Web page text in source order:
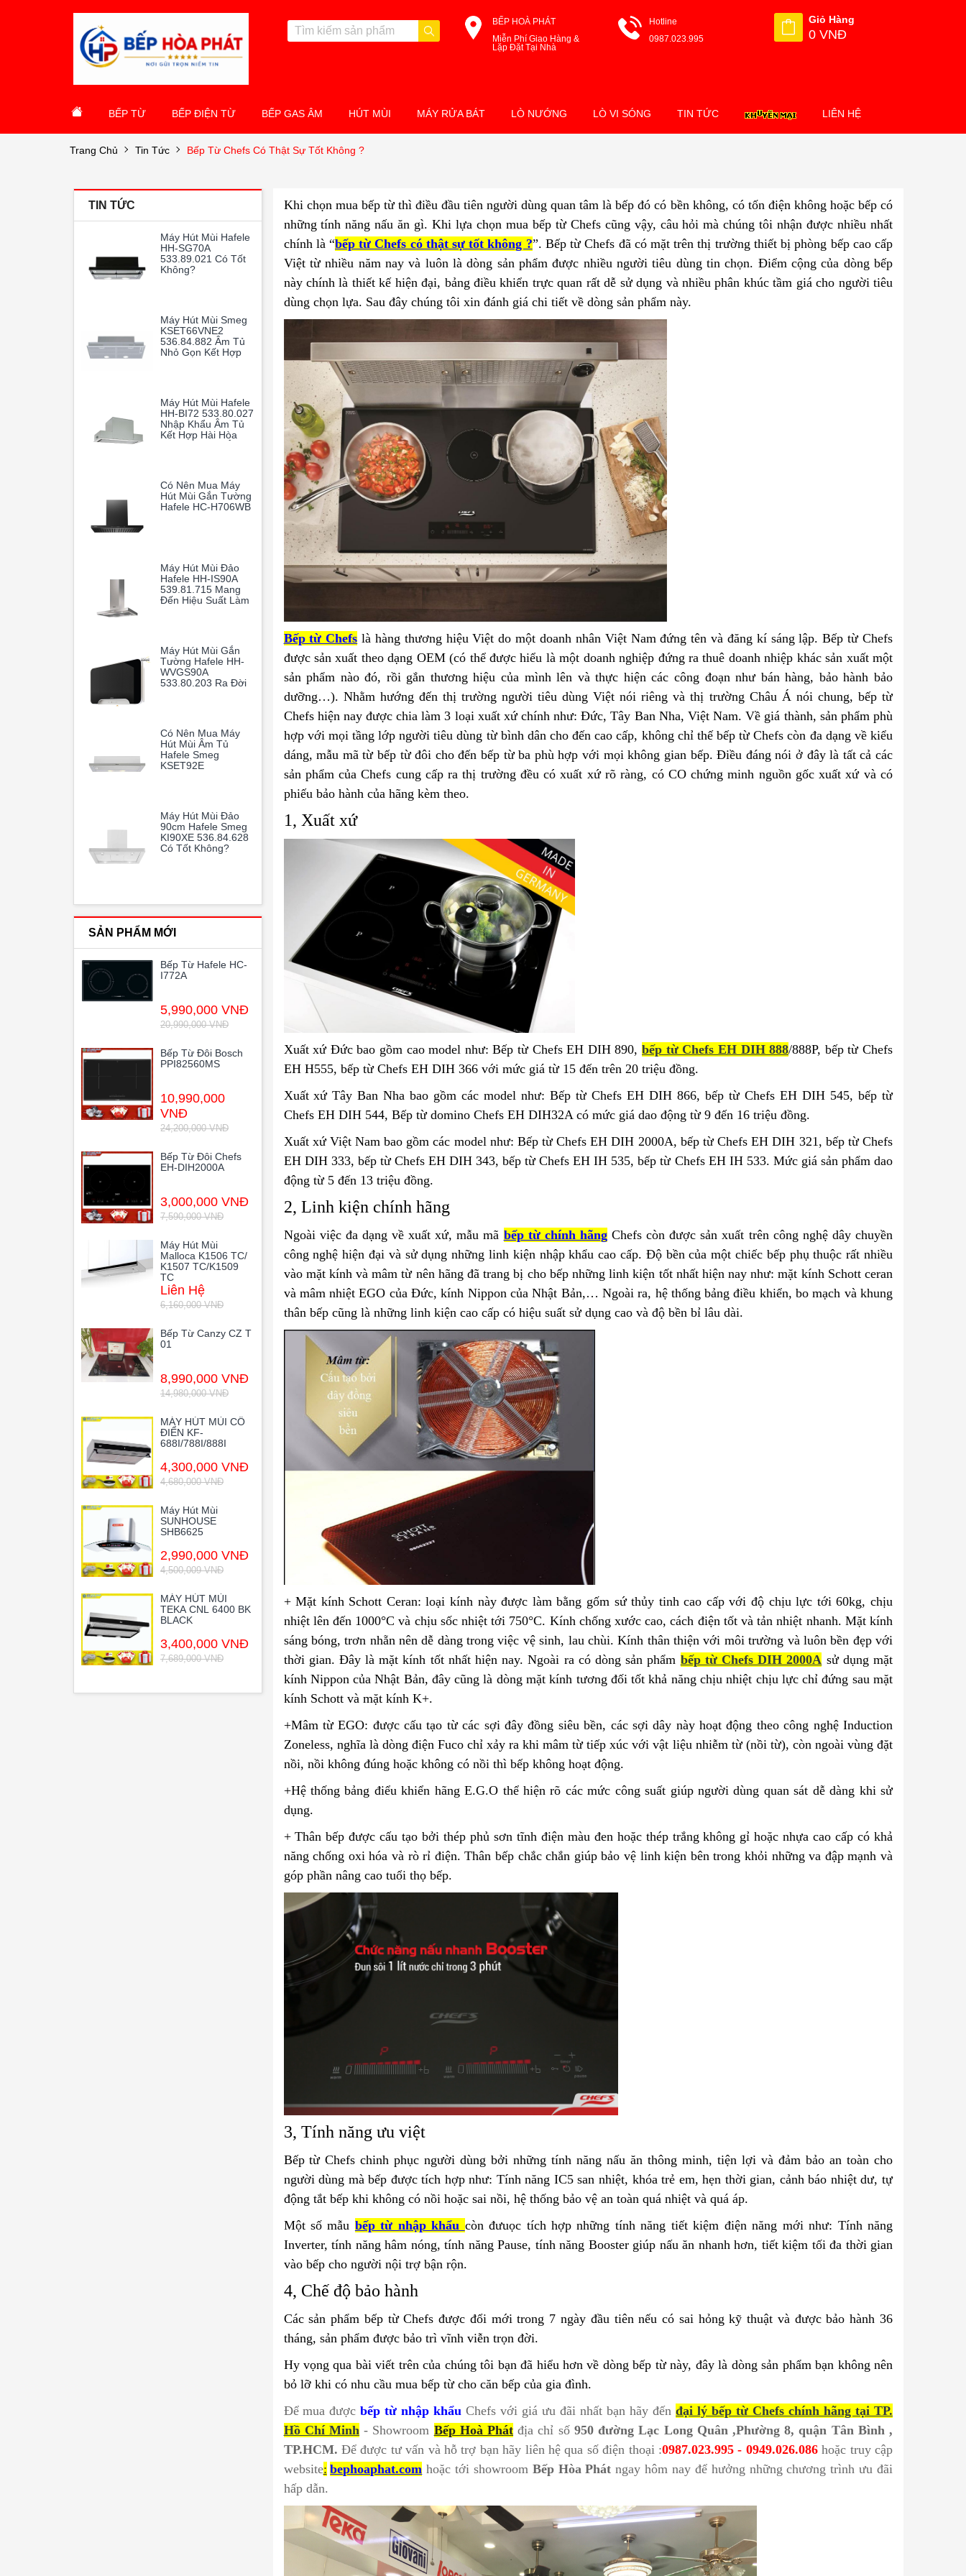
BẾP HOÀ PHÁT
Miễn Phí Giao Hàng &
Lặp Đặt Tại Nhà
Hotline
0987.023.995
Giỏ Hàng
0 VNĐ
BẾP TỪ BẾP ĐIỆN TỪ BẾP GAS ÂM HÚT MÙI MÁY RỬA BÁT LÒ NƯỚNG LÒ VI SÓNG TIN TỨC LIÊN HỆ
Trang Chủ Tin Tức Bếp Từ Chefs Có Thật Sự Tốt Không ?
TIN TỨC
Máy Hút Mùi Hafele
HH-SG70A
533.89.021 Có Tốt
Không?
Máy Hút Mùi Smeg
KSET66VNE2
536.84.882 Âm Tủ
Nhỏ Gọn Kết Hợp
Máy Hút Mùi Hafele
HH-BI72 533.80.027
Nhập Khẩu Âm Tủ
Kết Hợp Hài Hòa
Có Nên Mua Máy
Hút Mùi Gắn Tường
Hafele HC-H706WB
Máy Hút Mùi Đảo
Hafele HH-IS90A
539.81.715 Mang
Đến Hiệu Suất Làm
Luôn Thoáng Mát
Và Trong Lành
Máy Hút Mùi Gắn
Tường Hafele HH-
WVGS90A
533.80.203 Ra Đời
Có Nên Mua Máy
Hút Mùi Âm Tủ
Hafele Smeg
KSET92E
Máy Hút Mùi Đảo
90cm Hafele Smeg
KI90XE 536.84.628
Có Tốt Không?
SẢN PHẨM MỚI
Bếp Từ Hafele HC-
I772A
5,990,000 VNĐ
20,990,000 VNĐ
Bếp Từ Đôi Bosch
PPI82560MS
10,990,000
VNĐ
24,200,000 VNĐ
Bếp Từ Đôi Chefs
EH-DIH2000A
3,000,000 VNĐ
7,590,000 VNĐ
Máy Hút Mùi
Malloca K1506 TC/
K1507 TC/K1509
TC
Liên Hệ
6,160,000 VNĐ
Bếp Từ Canzy CZ T
01
8,990,000 VNĐ
14,980,000 VNĐ
MÁY HÚT MÙI CỔ
ĐIỂN KF-
688I/788I/888I
4,300,000 VNĐ
4,680,000 VNĐ
Máy Hút Mùi
SUNHOUSE
SHB6625
2,990,000 VNĐ
4,500,009 VNĐ
MÁY HÚT MÙI
TEKA CNL 6400 BK
BLACK
3,400,000 VNĐ
7,689,000 VNĐ
Khi chọn mua bếp từ thì điều đầu tiên người dùng quan tâm là bếp đó có bền không, có tốn điện không hoặc bếp có
những tính năng nấu ăn gì. Khi lựa chọn mua bếp từ Chefs cũng vậy, câu hỏi mà chúng tôi nhận được nhiều nhất
chính là “bếp từ Chefs có thật sự tốt không ?”. Bếp từ Chefs đã có mặt trên thị trường thiết bị phòng bếp cao cấp
Việt từ nhiều năm nay và luôn là dòng sản phẩm được nhiều người tiêu dùng tin chọn. Điểm cộng của dòng bếp
này chính là thiết kế hiện đại, bảng điều khiển trực quan rất dễ sử dụng và nhiều phân khúc tầm giá cho người tiêu
dùng chọn lựa. Sau đây chúng tôi xin đánh giá chi tiết về dòng sản phẩm này.
Bếp từ Chefs là hàng thương hiệu Việt do một doanh nhân Việt Nam đứng tên và đăng kí sáng lập. Bếp từ Chefs
được sản xuất theo dạng OEM (có thể được hiểu là một doanh nghiệp đứng ra thuê doanh nhiệp khác sản xuất một
sản phẩm nào đó, rồi gắn thương hiệu của mình lên và thực hiện các công đoạn như bán hàng, bảo hành bảo
dưỡng…). Nhằm hướng đến thị trường người tiêu dùng Việt nói riêng và thị trường Châu Á nói chung, bếp từ
Chefs hiện nay được chia làm 3 loại xuất xứ chính như: Đức, Tây Ban Nha, Việt Nam. Về giá thành, sản phẩm phù
hợp với mọi tầng lớp người tiêu dùng từ bình dân cho đến cao cấp, không chỉ thế bếp từ Chefs còn đa dạng về kiểu
dáng, mẫu mã từ bếp từ đôi cho đến bếp từ ba phù hợp với mọi không gian bếp. Điều đáng nói ở đây là tất cả các
sản phẩm của Chefs cung cấp ra thị trường đều có xuất xứ rõ ràng, có CO chứng minh nguồn gốc xuất xứ và có
phiếu bảo hành của hãng kèm theo.
1, Xuất xứ
Xuất xứ Đức bao gồm cao model như: Bếp từ Chefs EH DIH 890,bếp từ Chefs EH DIH 888/888P, bếp từ Chefs
EH H555, bếp từ Chefs EH DIH 366 với mức giá từ 15 đến trên 20 triệu đồng.
Xuất xứ Tây Ban Nha bao gồm các model như: Bếp từ Chefs EH DIH 866, bếp từ Chefs EH DIH 545, bếp từ
Chefs EH DIH 544, Bếp từ domino Chefs EH DIH32A có mức giá dao động từ 9 đến 16 triệu đồng.
Xuất xứ Việt Nam bao gồm các model như: Bếp từ Chefs EH DIH 2000A, bếp từ Chefs EH DIH 321, bếp từ Chefs
EH DIH 333, bếp từ Chefs EH DIH 343, bếp từ Chefs EH IH 535, bếp từ Chefs EH IH 533. Mức giá sản phẩm dao
động từ 5 đến 13 triệu đồng.
2, Linh kiện chính hãng
Ngoài việc đa dạng về xuất xứ, mẫu mã bếp từ chính hãngChefs còn được sản xuất trên công nghệ dây chuyền
công nghệ hiện đại và sử dụng những linh kiện nhập khẩu cao cấp. Độ bền của một chiếc bếp phụ thuộc rất nhiều
vào mặt kính và mâm từ nên hãng đã trang bị cho bếp những linh kiện tốt nhất hiện nay như: mặt kính Schott ceran
và mâm nhiệt EGO của Đức, kính Nippon của Nhật Bản,… Ngoài ra, hệ thống bảng điều khiển, bo mạch và khung
thân bếp cũng là những linh kiện cao cấp có hiệu suất sử dụng cao và độ bền bỉ lâu dài.
+ Mặt kính Schott Ceran: loại kính này được làm bằng gốm sứ thủy tinh cao cấp với độ chịu lực tới 60kg, chịu
nhiệt lên đến 1000°C và chịu sốc nhiệt tới 750°C. Kính chống xước cao, cách điện tốt và tản nhiệt nhanh. Mặt kính
sáng bóng, trơn nhẵn nên dễ dàng trong việc vệ sinh, lau chùi. Kính thân thiện với môi trường và luôn bền đẹp với
thời gian. Đây là mặt kính tốt nhất hiện nay. Ngoài ra có dòng sản phẩm bếp từ Chefs DIH 2000A sử dụng mặt
kính Nippon của Nhật Bản, đây cũng là dòng mặt kính tương đối tốt khả năng chịu nhiệt chịu lực chỉ đứng sau mặt
kính Schott và mặt kính K+.
+Mâm từ EGO: được cấu tạo từ các sợi đây đồng siêu bền, các sợi dây này hoạt động theo công nghệ Induction
Zoneless, nghĩa là dòng điện Fuco chỉ xảy ra khi mâm từ tiếp xúc với vật liệu nhiễm từ (nồi từ), còn ngoài vùng đặt
nồi, nồi không đúng hoặc không có nồi thì bếp không hoạt động.
+Hệ thống bảng điểu khiển hãng E.G.O thể hiện rõ các mức công suất giúp người dùng quan sát dễ dàng khi sử
dụng.
+ Thân bếp được cấu tạo bởi thép phủ sơn tĩnh điện màu đen hoặc thép trắng không gỉ hoặc nhựa cao cấp có khả
năng chống oxi hóa và rò rỉ điện. Thân bếp chắc chắn giúp bảo vệ linh kiện bên trong khỏi những va đập mạnh và
góp phần nâng cao tuổi thọ bếp.
3, Tính năng ưu việt
Bếp từ Chefs chinh phục người dùng bởi những tính năng nấu ăn thông minh, tiện lợi và đảm bảo an toàn cho
người dùng mà bếp được tích hợp như: Tính năng IC5 san nhiệt, khóa trẻ em, hẹn thời gian, cảnh báo nhiệt dư, tự
động tắt bếp khi không có nồi hoặc sai nồi, hệ thống bảo vệ an toàn quá nhiệt và quá áp.
Một số mẫu bếp từ nhập khẩu còn đưuọc tích hợp những tính năng tiết kiệm điện năng mới như: Tính năng
Inverter, tính năng hâm nóng, tính năng Pause, tính năng Booster giúp nấu ăn nhanh hơn, tiết kiệm tối đa thời gian
vào bếp cho người nội trợ bận rộn.
4, Chế độ bảo hành
Các sản phẩm bếp từ Chefs được đổi mới trong 7 ngày đầu tiên nếu có sai hỏng kỹ thuật và được bảo hành 36
tháng, sản phẩm được bảo trì vĩnh viễn trọn đời.
Hy vọng qua bài viết trên của chúng tôi bạn đã hiểu hơn về dòng bếp từ này, đây là dòng sản phẩm bạn không nên
bỏ lỡ khi có nhu cầu mua bếp từ cho căn bếp của gia đình.
Để mua đượcbếp từ nhập khẩu Chefs với giá ưu đãi nhất bạn hãy đếnđại lý bếp từ Chefs chính hãng tại TP.
Hồ Chí Minh - Showroom Bếp Hoà Phát địa chỉ số 950 đường Lạc Long Quân ,Phường 8, quận Tân Bình ,
TP.HCM. Để được tư vấn và hỗ trợ bạn hãy liên hệ qua số điện thoại :0987.023.995 - 0949.026.086hoặc truy cập
website: bephoaphat.com hoặc tới showroom Bếp Hòa Phátngay hôm nay để hưởng những chương trình ưu đãi
hấp dẫn.